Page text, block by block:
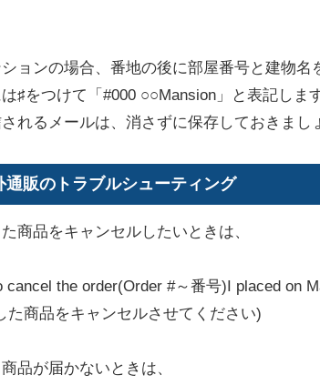
ョンの場合、番地の後に部屋番号と建物名
♯をつけて「#000 ○○Mansion」と表記しま
れるメールは、消さずに保存しておきまし
通販のトラブルシューティング
商品をキャンセルしたいときは、
the order(Order #～番号)I placed on
商品をキャンセルさせてください)
品が届かないときは、